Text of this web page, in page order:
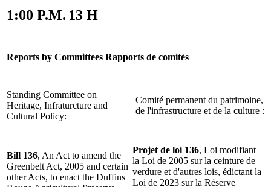
1:00 P.M. 13 H
Reports by Committees Rapports de comités
Standing Committee on
Heritage, Infraturcture and
Cultural Policy:
Comité permanent du patrimoine,
de l'infrastructure et de la culture :
Bill 136, An Act to amend the
Greenbelt Act, 2005 and certain
other Acts, to enact the Duffins
Projet de loi 136, Loi modifiant
la Loi de 2005 sur la ceinture de
verdure et d'autres lois, édictant la
Loi de 2023 sur la Réserve